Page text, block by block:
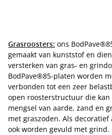
Grasroosters: ons
gemaakt van kunststof en
versterken van gras- en
BodPave®85-platen worden
verbonden tot een zeer
open roosterstructuur die
mengsel van aarde, zand en
met graszoden. Als
ook worden gevuld met grind.